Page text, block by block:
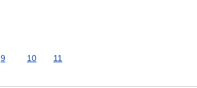
9 10 11